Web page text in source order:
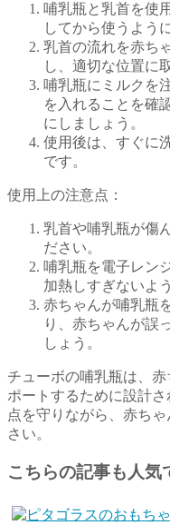
哺乳瓶と乳首を使
してから使うよう
乳首の流れを赤ち
し、適切な位置に
哺乳瓶にミルクを
を入れることを確
にしましょう。
使用後は、すぐに
です。
使用上の注意点：
乳首や哺乳瓶が傷
ださい。
哺乳瓶を電子レン
加熱しすぎないよ
赤ちゃんが哺乳瓶
り、赤ちゃんが誤
しょう。
チューボの哺乳瓶は、
ポートするために設計
点を守りながら、赤ち
さい。
こちらの記事も人気